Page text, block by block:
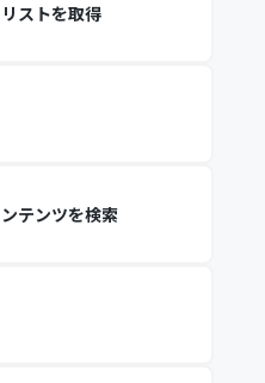
ストを取得
テンツを検索